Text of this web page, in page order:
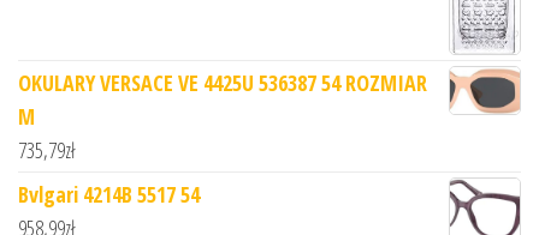
OKULARY VERSACE VE 4425U 536387 54 ROZMIAR
M
735,79zł
Bvlgari 4214B 5517 54
958,99zł